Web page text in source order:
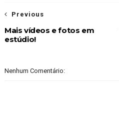
Previous
Mais vídeos e fotos em
estúdio!
Nenhum Comentário: